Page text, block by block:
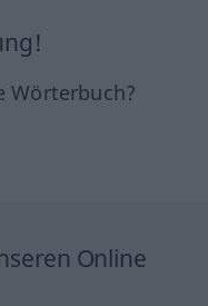
Wörterbuch?
Online